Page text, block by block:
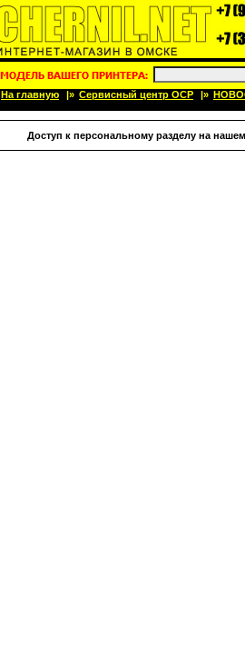
На главную |» Сервисный центр OCP |»
Доступ к персональному разделу на